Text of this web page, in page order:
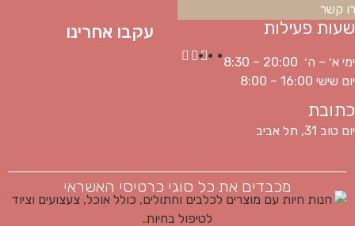
קשר
שעות פעילות
ימי א׳ – ה׳ 20:00 – 8:30
יום שישי 16:00 – 8:00
כתובת
יום טוב 31, תל אביב
עקבו אחרינו
מכבדים את כל סוגי כרטיסי האשראי